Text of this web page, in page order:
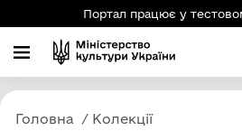
Портал працює у
Головна Колекції